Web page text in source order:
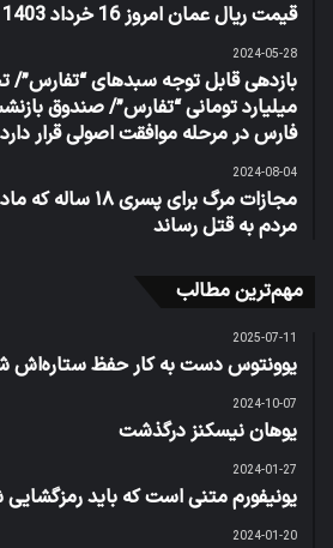
قیمت ریال عمان امروز 16 خرداد 1403
2024-05-28
میلیارد تومانی “تفارس”/ صندوق
فارس در مرحله موافقت اصولی قرار دارد
2024-08-04
مجازات مرگ برای
مردم به قتل رساند
مهم‌ترین مطالب
2025-07-11
یوونتوس دست به کار حفظ ستاره‌اش
2024-10-07
یوهان نیسکنز درگذشت
2024-01-27
یونیفورم متنی است که باید
2024-01-20